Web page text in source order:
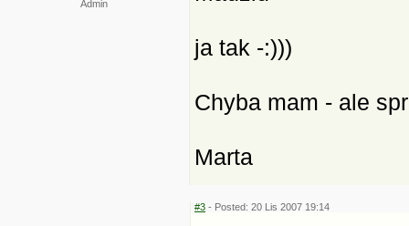
Admin
ja tak -:)))
Chyba mam - ale
Marta
#3 - Posted: 20 Lis 2007 19:14